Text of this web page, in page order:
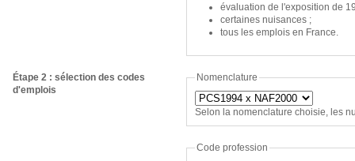
évaluation de l'exposition de
certaines nuisances ;
tous les emplois en France.
Étape 2 : sélection des codes
d'emplois
Nomenclature
Selon la nomenclature choisie, les
Code profession